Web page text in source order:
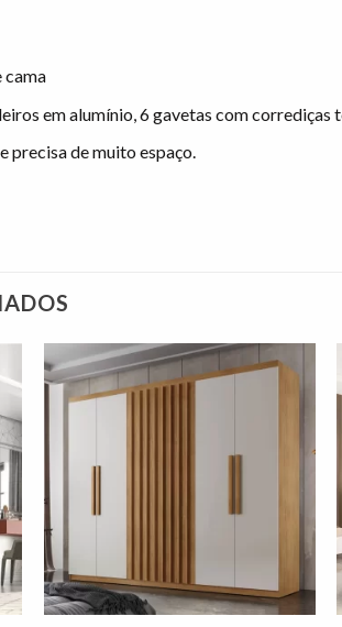
cama
em alumínio, 6 gavetas com corrediças
precisa de muito espaço.